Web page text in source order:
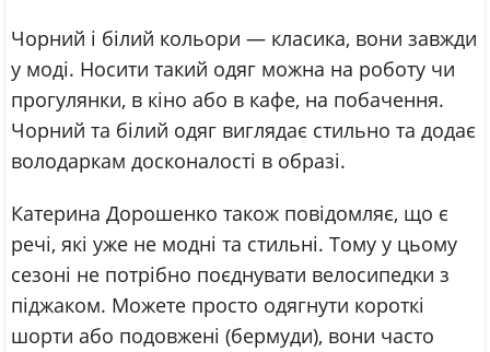
Чорний і білий кольори — класика, вони завжди
у моді. Носити такий одяг можна на роботу чи
прогулянки, в кіно або в кафе, на побачення.
Чорний та білий одяг виглядає стильно та додає
володаркам досконалості в образі.
Катерина Дорошенко також повідомляє, що є
речі, які уже не модні та стильні. Тому у цьому
сезоні не потрібно поєднувати велосипедки з
піджаком. Можете просто одягнути короткі
шорти або подовжені (бермуди), вони часто